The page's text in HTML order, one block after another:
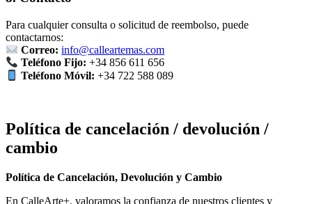
Para cualquier consulta o solicitud de reembolso, puede
contactarnos:
Correo: info@calleartemas.com
Teléfono Fijo: +34 856 611 656
Teléfono Móvil: +34 722 588 089
Política de cancelación / devolución /
cambio
Política de Cancelación, Devolución y Cambio
En CalleArte+, valoramos la confianza de nuestros clientes y